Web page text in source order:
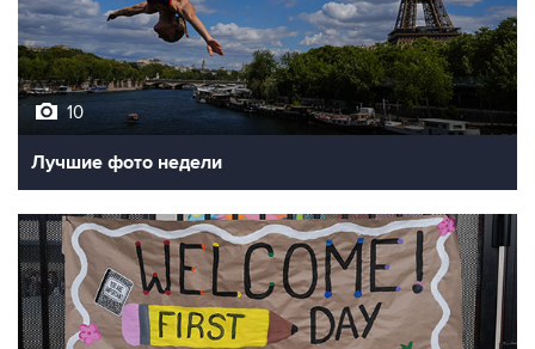
10
Лучшие фото недели